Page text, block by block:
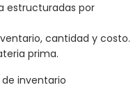
estructuradas por
cantidad y costo.
prima.
inventario